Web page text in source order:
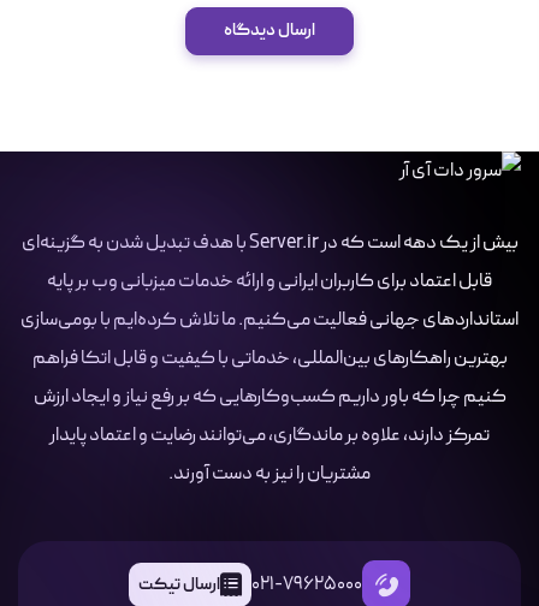
ارسال دیدگاه
بیش از یک دهه است که در Server.ir با هدف تبدیل شدن به گزینه‌ای
قابل اعتماد برای کاربران ایرانی و ارائه خدمات میزبانی وب بر پایه
استانداردهای جهانی فعالیت می‌کنیم. ما تلاش کرده‌ایم با بومی‌سازی
بهترین راهکارهای بین‌المللی، خدماتی با کیفیت و قابل اتکا فراهم
کنیم چرا که باور داریم کسب‌وکارهایی که بر رفع نیاز و ایجاد ارزش
تمرکز دارند، علاوه بر ماندگاری، می‌توانند رضایت و اعتماد پایدار
مشتریان را نیز به دست آورند.
021-79625000 ارسال تیکت